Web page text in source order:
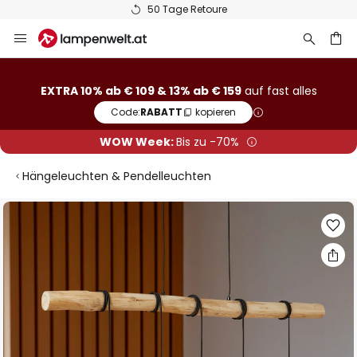
50 Tage Retoure
Inhalt
EXTRA 10% ab € 109 & 13% ab € 159auf fast alles
Code:RABATT kopieren
WOW Week:Bis zu -70%
Hängeleuchten & Pendelleuchten
Zum
springen